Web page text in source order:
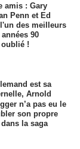
amis : Gary
Penn et Ed
des meilleurs
90
!
est sa
Arnold
n’a pas eu le
son propre
la saga